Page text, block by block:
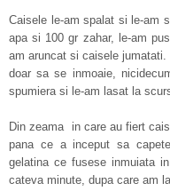
Caisele le-am spalat si le-am
apa si 100 gr zahar, le-am
am aruncat si caisele
doar sa se inmoaie,
spumiera si le-am lasat la
Din zeama in care au fiert
pana ce a inceput sa
gelatina ce fusese inmuiata
cateva minute, dupa care am